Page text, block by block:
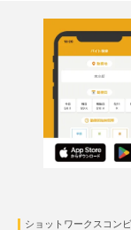
ショットワークスコン